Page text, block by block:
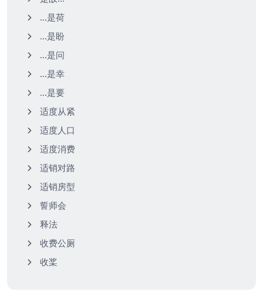
…是荷
…是盼
…是问
…是幸
…是要
适度从紧
适度人口
适度消费
适销对路
适销房型
誓师会
释法
收费公厕
收桨